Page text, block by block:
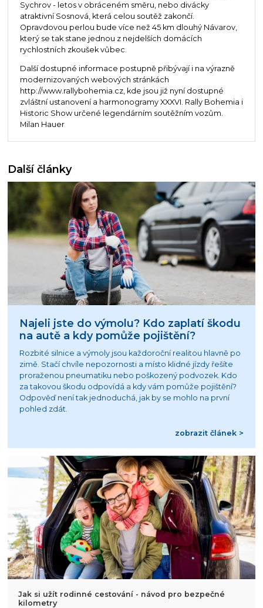
Sychrov - letos v obráceném směru, nebo divácky
atraktivní Sosnová, která celou soutěž zakončí.
Opravdovou perlou bude více než 45 km dlouhý Návarov,
který se tak stane jednou z nejdelších domácích
rychlostních zkoušek vůbec.
Další dostupné informace postupně přibývají i na výrazně
modernizovaných webových stránkách
http://www.rallybohemia.cz, kde jsou již nyní dostupné
zvláštní ustanovení a harmonogramy XXXVI. Rally Bohemia i
Historic Show určené legendárním soutěžním vozům.
Milan Hauer
Další články
Najeli jste do výmolu? Kdo zaplatí škodu
na autě a kdy pomůže pojištění?
Rozbité silnice a výmoly jsou každoroční realitou hlavně po
zimě. Stačí chvíle nepozornosti a místo klidné jízdy řešíte
proraženou pneumatiku nebo poškozený podvozek. Kdo
za takovou škodu odpovídá a kdy vám pomůže pojištění?
Odpověď není tak jednoduchá, jak by se mohlo na první
pohled zdát.
zobrazit článek >
Jak si užít rodinné cestování - návod pro bezpečné
kilometry